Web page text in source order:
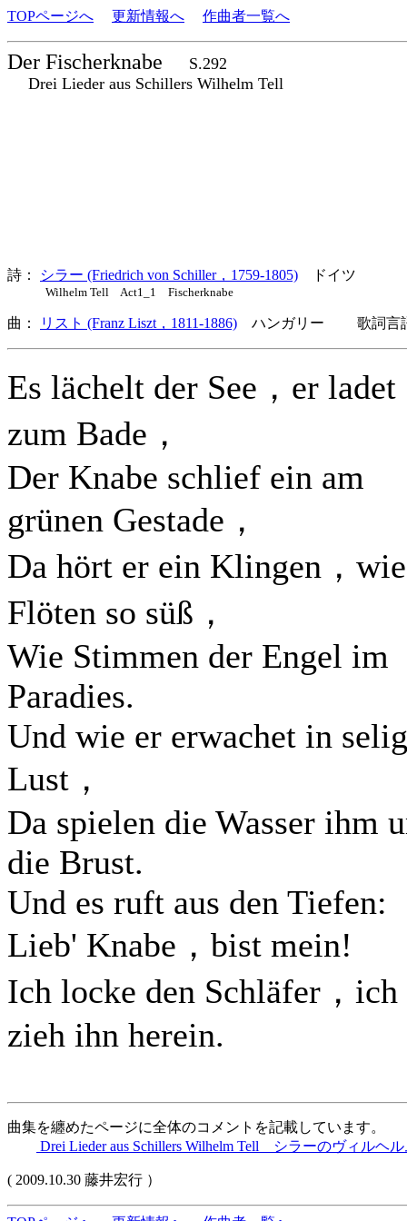
TOPページへ 更新情報へ 作曲者一覧へ
Der Fischerknabe
S.292
Drei Lieder aus Schillers Wilhelm Tell
詩： シラー (Friedrich von Schiller，1759-1805) ドイツ
Wilhelm Tell Act1_1 Fischerknabe
曲： リスト (Franz Liszt，1811-1886) ハンガリー 歌詞言語
Es lächelt der See，er ladet
zum Bade，
Der Knabe schlief ein am
grünen Gestade，
Da hört er ein Klingen，wie
Flöten so süß，
Wie Stimmen der Engel im
Paradies.
Und wie er erwachet in
Lust，
Da spielen die Wasser ihm
die Brust.
Und es ruft aus den Tiefen:
Lieb' Knabe，bist mein!
Ich locke den Schläfer，ich
zieh ihn herein.
曲集を纏めたページに全体のコメントを記載しています。
Drei Lieder aus Schillers Wilhelm Tell シラーのヴィルヘ
( 2009.10.30 藤井宏行 ）